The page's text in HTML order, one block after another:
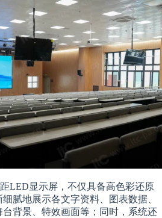
LED显示屏，不仅具备高色彩还原
腻地展示各文字资料、图表数据、
背景、特效画面等；同时，系统还